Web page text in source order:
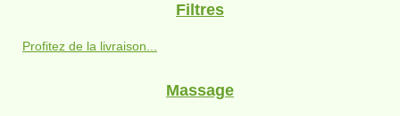
Filtres
Profitez de la livraison...
Massage